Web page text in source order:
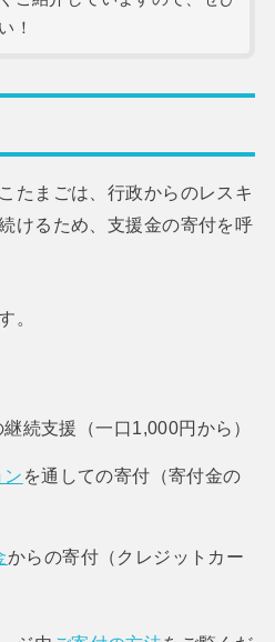
！
たまごは、行政からのレスキ
けるため、支援金の寄付を呼
。
続支援（一口1,000円から）
を通しての寄付（寄付金の
からの寄付（クレジットカー